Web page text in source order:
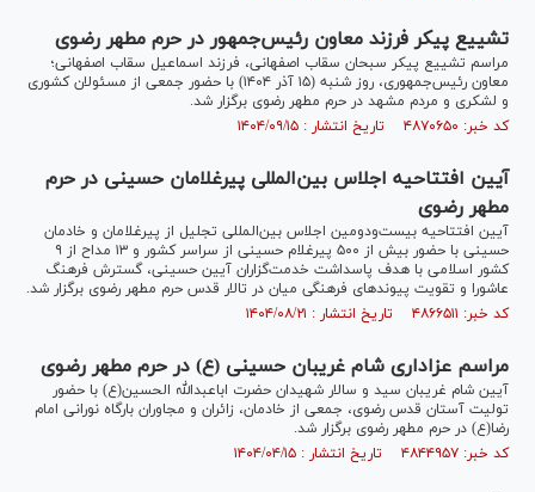
تشییع پیکر فرزند معاون رئیس‌جمهور در حرم مطهر رضوی
مراسم تشییع پیکر سبحان سقاب اصفهانی، فرزند اسماعیل سقاب اصفهانی؛
معاون رئیس‌جمهوری، روز شنبه (۱۵ آذر ۱۴۰۴) با حضور جمعی از مسئولان کشوری
و لشکری و مردم مشهد در حرم مطهر رضوی برگزار شد.
کد خبر: ۴۸۷۰۶۵۰ تاریخ انتشار : ۱۴۰۴/۰۹/۱۵
آیین افتتاحیه اجلاس بین‌المللی پیرغلامان حسینی در حرم
مطهر رضوی
آیین افتتاحیه بیست‌ودومین اجلاس بین‌المللی تجلیل از پیرغلامان و خادمان
حسینی با حضور بیش از ۵۰۰ پیرغلام حسینی از سراسر کشور و ۱۳ مداح از ۹
کشور اسلامی با هدف پاسداشت خدمت‌گزاران آیین حسینی، گسترش فرهنگ
عاشورا و تقویت پیوند‌های فرهنگی میان در تالار قدس حرم مطهر رضوی برگزار شد.
کد خبر: ۴۸۶۶۵۱۱ تاریخ انتشار : ۱۴۰۴/۰۸/۲۱
مراسم عزاداری شام غریبان حسینی (ع) در حرم مطهر رضوی
آیین شام غریبان سید و سالار شهیدان حضرت اباعبدالله الحسین(ع) با حضور
تولیت آستان قدس رضوی، جمعی از خادمان، زائران و مجاوران بارگاه نورانی امام
رضا(ع) در حرم مطهر رضوی برگزار شد.
کد خبر: ۴۸۴۴۹۵۷ تاریخ انتشار : ۱۴۰۴/۰۴/۱۵